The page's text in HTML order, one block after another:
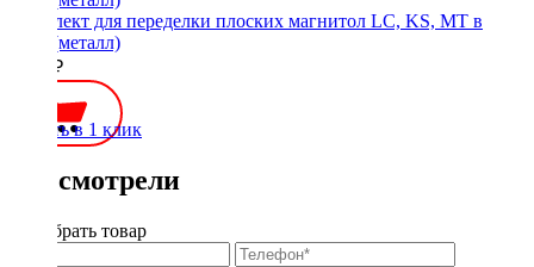
Комплект для переделки плоских магнитол LC, KS, MT в
1Din (металл)
1900 ₽
Купить в 1 клик
Вы смотрели
Подобрать товар